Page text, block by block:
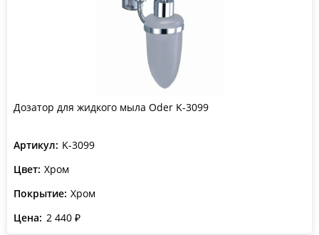
Дозатор для жидкого мыла Oder K-3099
Артикул: K-3099
Цвет: Хром
Покрытие: Хром
Цена: 2 440 ₽